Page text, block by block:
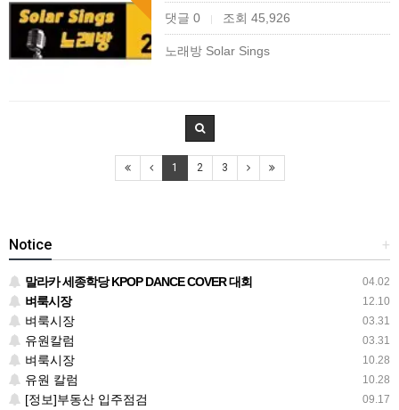
댓글 0 | 조회 45,926
노래방 Solar Sings
1 2 3
+
Notice
04.02
말라카 세종학당 KPOP DANCE COVER 대회
12.10
벼룩시장
03.31
벼룩시장
03.31
유원칼럼
10.28
벼룩시장
10.28
유원 칼럼
09.17
[정보]부동산 입주점검